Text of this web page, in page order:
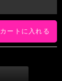
カートに入れる